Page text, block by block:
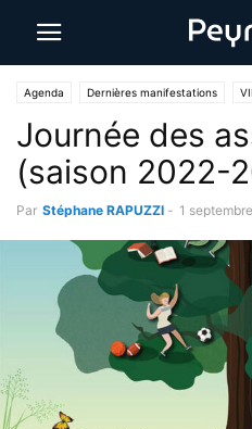
Agenda Dernières manifestations
Journée des
(saison 2022-
Par Stéphane RAPUZZI - 1